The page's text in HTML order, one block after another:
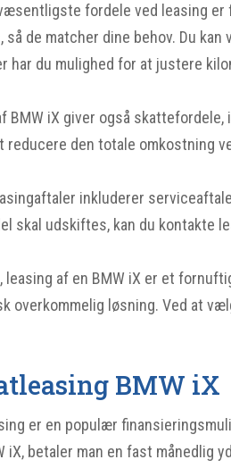
fordele ved leasing
så de matcher dine behov. Du
har du mulighed for at justere
BMW iX giver også
reducere den totale omkostning
inkluderer
skal udskiftes, kan du kontakte
leasing af en BMW iX er et
overkommelig løsning. Ved at
BMW iX
er en populær
iX, betaler man en fast månedlig